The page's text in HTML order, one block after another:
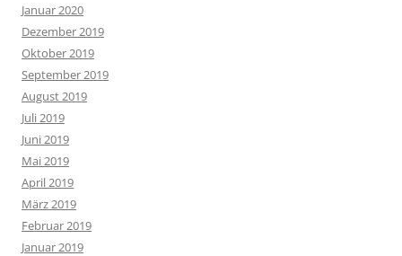
Januar 2020
Dezember 2019
Oktober 2019
September 2019
August 2019
Juli 2019
Juni 2019
Mai 2019
April 2019
März 2019
Februar 2019
Januar 2019